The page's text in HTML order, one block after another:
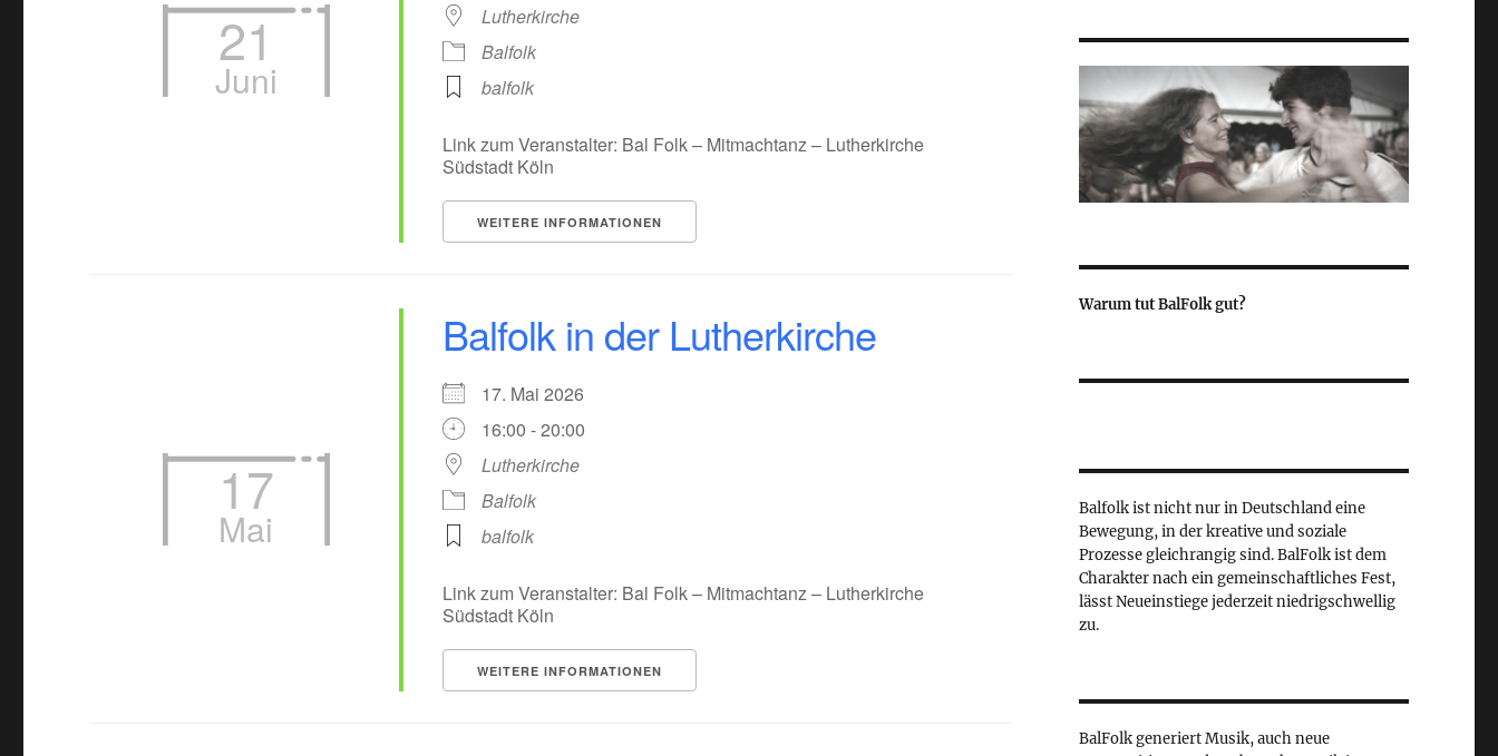
21
Juni
Lutherkirche
Balfolk
balfolk
Link zum Veranstalter: Bal Folk – Mitmachtanz – Lutherkirche
Südstadt Köln
WEITERE INFORMATIONEN
17
Mai
Balfolk in der Lutherkirche
17. Mai 2026
16:00 - 20:00
Lutherkirche
Balfolk
balfolk
Link zum Veranstalter: Bal Folk – Mitmachtanz – Lutherkirche
Südstadt Köln
WEITERE INFORMATIONEN
Warum tut BalFolk gut?
Balfolk ist nicht nur in Deutschland eine
Bewegung, in der kreative und soziale
Prozesse gleichrangig sind. BalFolk ist dem
Charakter nach ein gemeinschaftliches Fest,
lässt Neueinstiege jederzeit niedrigschwellig
zu.
BalFolk generiert Musik, auch neue